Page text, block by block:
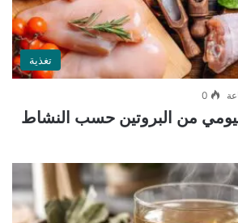
تغذية
0
اليومي من البروتين حسب النشاط